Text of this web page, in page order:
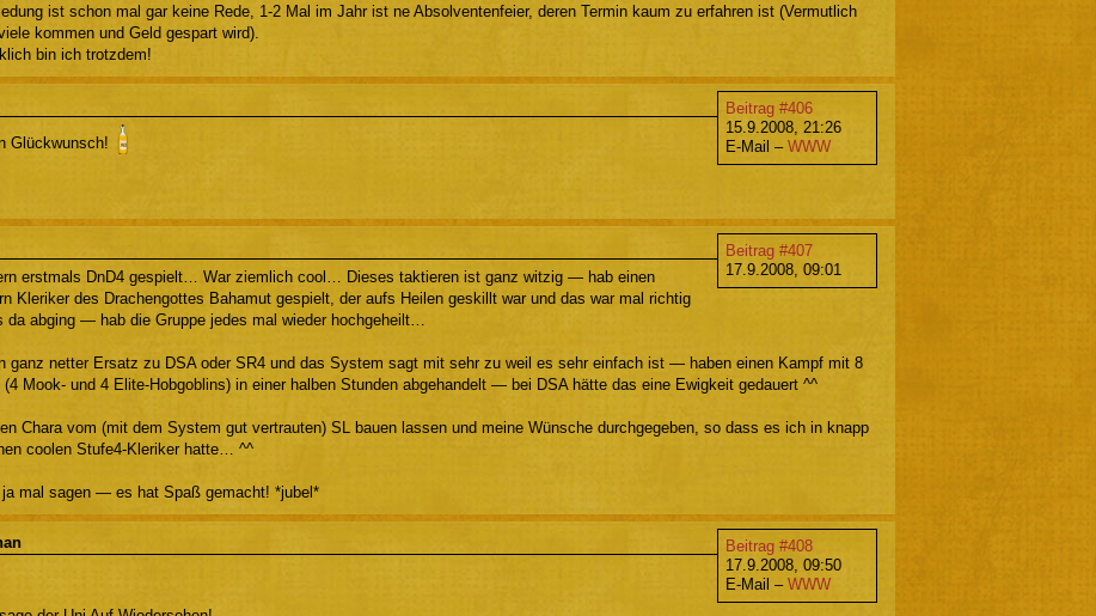
ist schon mal gar keine Rede, 1-2 Mal im Jahr ist ne Absolventenfeier, deren Termin kaum zu erfahren ist (Vermutlich
kommen und Geld gespart wird).
bin ich trotzdem!
Beitrag #406
15.9.2008, 21:26
E-Mail – WWW
Glückwunsch!
Beitrag #407
17.9.2008, 09:01
erstmals DnD4 gespielt… War ziemlich cool… Dieses taktieren ist ganz witzig — hab einen
Kleriker des Drachengottes Bahamut gespielt, der aufs Heilen geskillt war und das war mal richtig
da abging — hab die Gruppe jedes mal wieder hochgeheilt…
ganz netter Ersatz zu DSA oder SR4 und das System sagt mit sehr zu weil es sehr einfach ist — haben einen Kampf mit 8
(4 Mook- und 4 Elite-Hobgoblins) in einer halben Stunden abgehandelt — bei DSA hätte das eine Ewigkeit gedauert ^^
Chara vom (mit dem System gut vertrauten) SL bauen lassen und meine Wünsche durchgegeben, so dass es ich in knapp
coolen Stufe4-Kleriker hatte… ^^
ja mal sagen — es hat Spaß gemacht! *jubel*
Beitrag #408
17.9.2008, 09:50
E-Mail – WWW